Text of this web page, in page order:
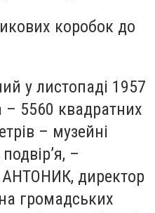
коробок до
у листопаді 1957
– 5560 квадратних
– музейні
–
директор
громадських